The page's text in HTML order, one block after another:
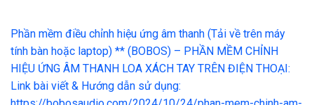
Phần mềm điều chỉnh hiệu ứng âm thanh (Tải về trên máy
tính bàn hoặc laptop) ** (BOBOS) – PHẦN MỀM CHỈNH
HIỆU ỨNG ÂM THANH LOA XÁCH TAY TRÊN ĐIỆN THOẠI:
Link bài viết & Hướng dẫn sử dụng: